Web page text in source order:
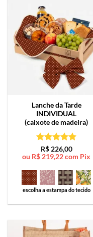
Lanche da Tarde
INDIVIDUAL
(caixote de madeira)
Avaliação5
de 5
R$226,00
ou R$ 219,22com Pix
escolha a estampa do tecido